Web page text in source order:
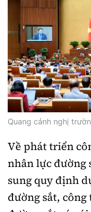
Quang cảnh nghị
Về phát triển
nhân lực đường
sung quy định
đường sắt,